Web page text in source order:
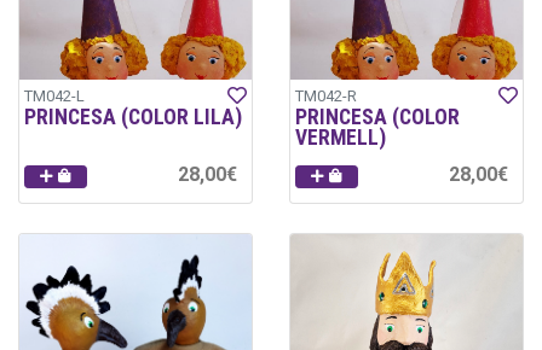
TM042-L
PRINCESA (COLOR LILA)
28,00€
TM042-R
PRINCESA (COLOR
VERMELL)
28,00€